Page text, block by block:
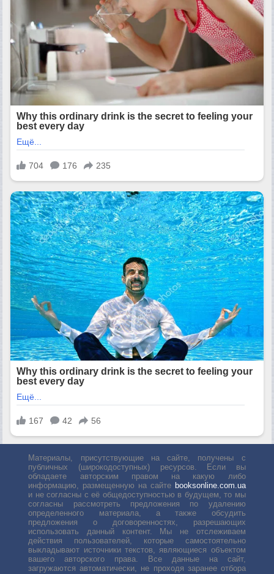
Материалы, присутствующие на сайте, получены с
публичных (широкодоступных) ресурсов. Если вы
обладаете авторским правом на какую либо
информацию, размещенную на сайте booksonline.com.ua
и не согласны с её общедоступностью в будущем, то мы
согласны рассмотреть предложения по удалению
определенного материала, а также обсудить
предложения о договоренностях, разрешающих
использовать данный контент. Мы не отслеживаем
действия пользователей, которые самостоятельно
выкладывают источники текстов, являющиеся объектом
вашего авторского права. Все данные на сайт,
загружаются автоматически, не проходя заранее отбора